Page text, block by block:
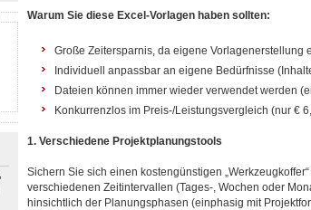
Warum Sie diese Excel-Vorlagen haben sollten:
Große Zeitersparnis, da eigene Vorlagenerstellung
Individuell anpassbar an eigene Bedürfnisse
Dateien können immer wieder verwendet werden
Konkurrenzlos im Preis-/Leistungsvergleich (nur €
1. Verschiedene Projektplanungstools
Sichern Sie sich einen kostengünstigen
verschiedenen Zeitintervallen (Tages-, Wochen oder
hinsichtlich der Planungsphasen (einphasig mit